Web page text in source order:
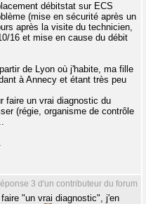
débitstat sur ECS
(mise en sécurité après un
après la visite du technicien,
16 et mise en cause du débit
de Lyon où j'habite, ma fille
à Annecy et étant très peu
faire un vrai diagnostic du
(régie, organisme de contrôle
3 d'un contributeur du forum
"un vrai diagnostic", j'en